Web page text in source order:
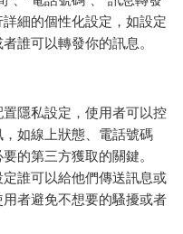
細的個性化設定，如設定
誰可以轉發你的訊息。
置隱私設定，使用者可以控
如線上狀態、電話號碼
的第三方獲取的關鍵。
定誰可以給他們傳送訊息或
者避免不想要的騷擾或者